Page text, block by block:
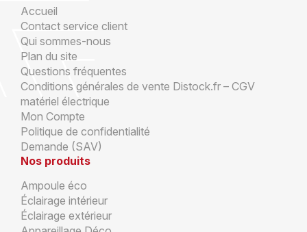
Accueil
Contact service client
Qui sommes-nous
Plan du site
Questions fréquentes
Conditions générales de vente Distock.fr – CGV
matériel électrique
Mon Compte
Politique de confidentialité
Demande (SAV)
Nos produits
Ampoule éco
Éclairage intérieur
Éclairage extérieur